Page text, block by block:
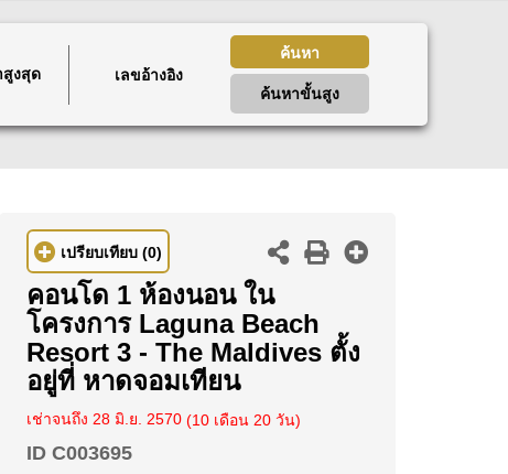
สูงสุด
ค้นหา
ค้นหาขั้นสูง
เปรียบเทียบ (0)
คอนโด 1 ห้องนอน ใน
โครงการ Laguna Beach
Resort 3 - The Maldives ตั้ง
อยู่ที่ หาดจอมเทียน
เช่าจนถึง 28 มิ.ย. 2570 (10 เดือน 20 วัน)
ID C003695